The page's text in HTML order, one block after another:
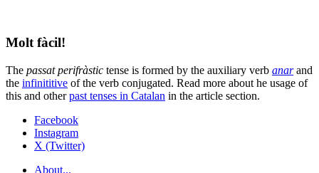
Molt fàcil!
The passat perifràstic tense is formed by the auxiliary verb anarand
the infinititive of the verb conjugated. Read more about he usage of
this and otherpast tenses in Catalan in the article section.
Facebook
Instagram
X (Twitter)
About...